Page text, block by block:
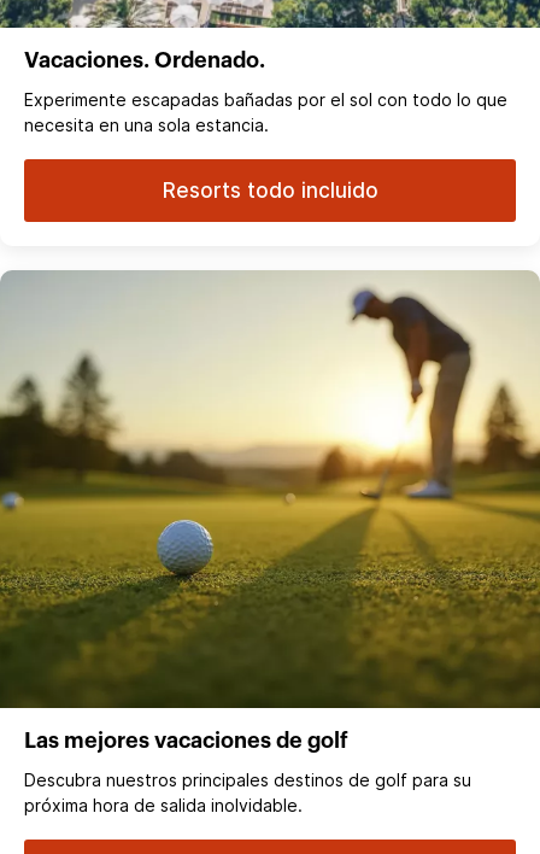
Vacaciones. Ordenado.
Experimente escapadas bañadas por el sol con todo lo que
necesita en una sola estancia.
Resorts todo incluido
Las mejores vacaciones de golf
Descubra nuestros principales destinos de golf para su
próxima hora de salida inolvidable.